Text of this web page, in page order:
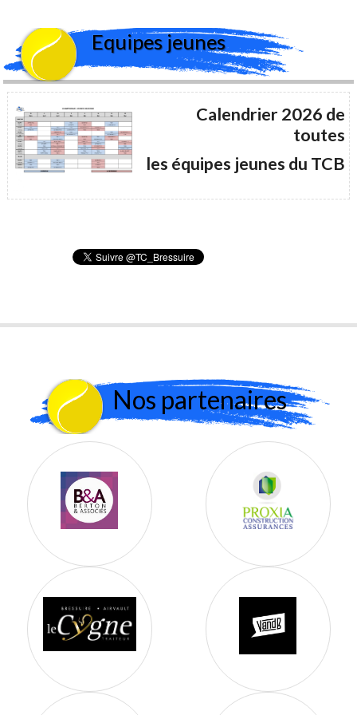
Equipes jeunes
Calendrier 2026 de
toutes
les équipes jeunes du TCB
Nos partenaires